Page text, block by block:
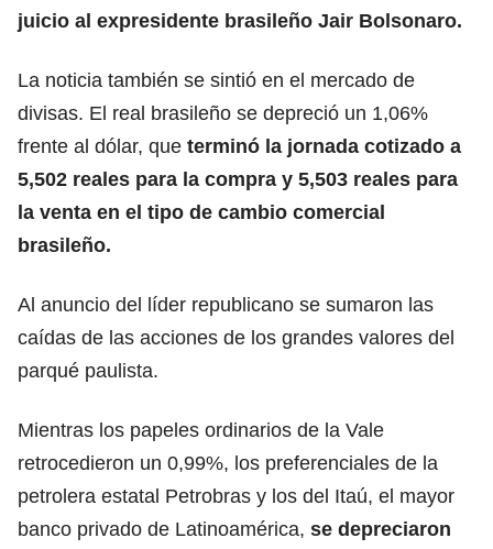
juicio al expresidente brasileño Jair Bolsonaro.
La noticia también se sintió en el mercado de
divisas. El real brasileño se depreció un 1,06%
frente al dólar, que terminó la jornada cotizado a
5,502 reales para la compra y 5,503 reales para
la venta en el tipo de cambio comercial
brasileño.
Al anuncio del líder republicano se sumaron las
caídas de las acciones de los grandes valores del
parqué paulista.
Mientras los papeles ordinarios de la Vale
retrocedieron un 0,99%, los preferenciales de la
petrolera estatal Petrobras y los del Itaú, el mayor
banco privado de Latinoamérica, se depreciaron